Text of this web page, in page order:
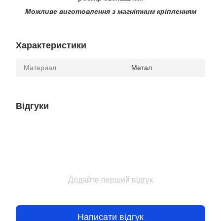
Можливе виготовлення з магнітним кріпленням
Характеристики
Материал Метал
Відгуки
Додайте перший відгук
Написати відгук